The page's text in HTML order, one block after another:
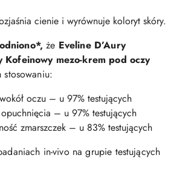
cienie i wyrównuje koloryt skóry.
, że Eveline D’Aury
Kofeinowy mezo-krem pod oczy
stosowaniu:
oczu – u 97% testujących
– u 97% testujących
zmarszczek – u 83% testujących
in-vivo na grupie testujących